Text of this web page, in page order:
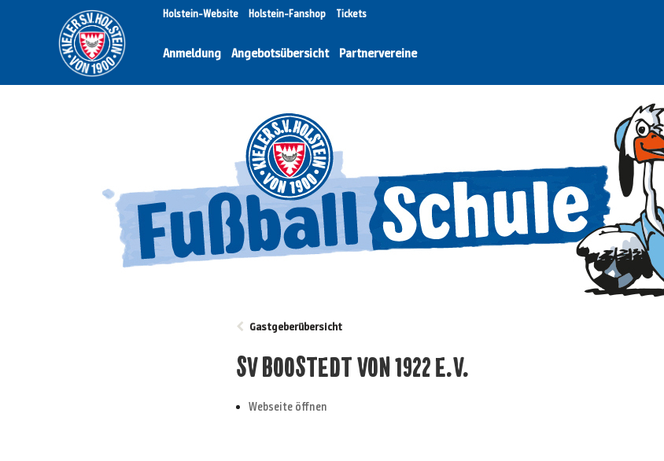
Holstein-Website Holstein-Fanshop Tickets
Anmeldung Angebotsübersicht Partnervereine
Gastgeberübersicht
SV BOOSTEDT VON 1922 E.V.
Webseite öffnen